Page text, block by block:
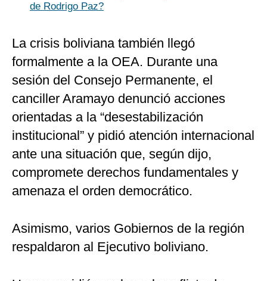
de Rodrigo Paz?
La crisis boliviana también llegó
formalmente a la OEA. Durante una
sesión del Consejo Permanente, el
canciller Aramayo denunció acciones
orientadas a la “desestabilización
institucional” y pidió atención internacional
ante una situación que, según dijo,
compromete derechos fundamentales y
amenaza el orden democrático.
Asimismo, varios Gobiernos de la región
respaldaron al Ejecutivo boliviano.